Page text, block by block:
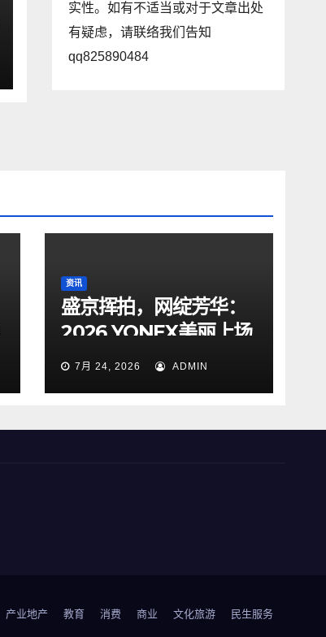
实性。如有不适当或对于文章出处
有疑虑，请联络我们告知
qq825890484
资讯
盛京挥拍，网绽芳华：
2026 YONEX美丽上场
女子网球交流赛沈阳站
7月 24, 2026 ADMIN
产业地产 教育 消费 商业 文化旅游 民生服务